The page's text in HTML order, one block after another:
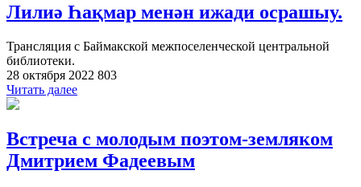
Лилиә Һақмар менән ижади осрашыу.
Трансляция с Баймакской межпоселенческой центральной
библиотеки.
28 октября 2022 803
Читать далее
Встреча с молодым поэтом-земляком
Дмитрием Фадеевым